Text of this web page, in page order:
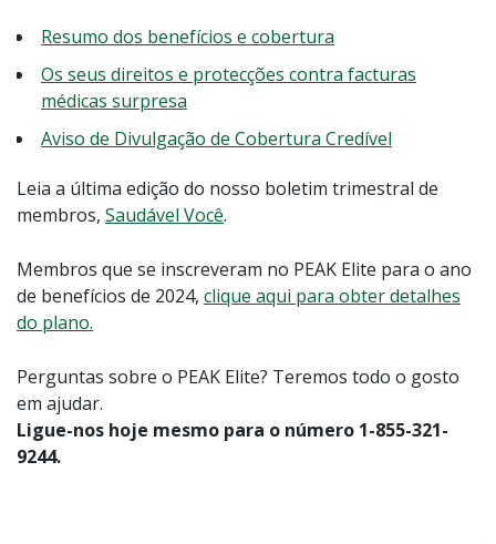
Resumo dos benefícios e cobertura
Os seus direitos e protecções contra facturas
médicas surpresa
Aviso de Divulgação de Cobertura Credível
Leia a última edição do nosso boletim trimestral de
membros, Saudável Você.
Membros que se inscreveram no PEAK Elite para o ano
de benefícios de 2024, clique aqui para obter detalhes
do plano.
Perguntas sobre o PEAK Elite? Teremos todo o gosto
em ajudar.
Ligue-nos hoje mesmo para o número 1-855-321-
9244.